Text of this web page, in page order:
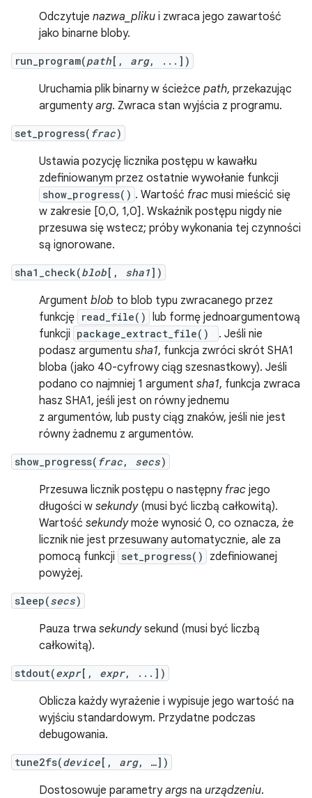
Odczytuje nazwa_pliku i zwraca jego zawartość
jako binarne bloby.
run_program(path[, arg, ...])
Uruchamia plik binarny w ścieżce path, przekazując
argumentyarg. Zwraca stan wyjścia z programu.
set_progress( frac)
Ustawia pozycję licznika postępu w kawałku
zdefiniowanym przez ostatnie wywołanie funkcji
show_progress() . Wartość frac musi mieścić się
w zakresie [0,0, 1,0]. Wskaźnik postępu nigdy nie
przesuwa się wstecz; próby wykonania tej czynności
są ignorowane.
sha1_check(blob[, sha1])
Argument blob to blob typu zwracanego przez
funkcję read_file() lub formę jednoargumentową
funkcji package_extract_file()
. Jeśli nie
podasz argumentu sha1, funkcja zwróci skrót SHA1
bloba (jako 40-cyfrowy ciąg szesnastkowy). Jeśli
podano co najmniej 1 argument sha1, funkcja zwraca
hasz SHA1, jeśli jest on równy jednemu
z argumentów, lub pusty ciąg znaków, jeśli nie jest
równy żadnemu z argumentów.
show_progress( frac, secs)
Przesuwa licznik postępu o następny frac jego
długości w sekundy(musi być liczbą całkowitą).
Wartość sekundymoże wynosić 0, co oznacza, że
licznik nie jest przesuwany automatycznie, ale za
pomocą funkcji set_progress()
zdefiniowanej
powyżej.
sleep(secs)
Pauza trwa sekundysekund (musi być liczbą
całkowitą).
stdout(expr[, expr, ...])
Oblicza każdy wyrażenie i wypisuje jego wartość na
wyjściu standardowym. Przydatne podczas
debugowania.
tune2fs(device[, arg, …])
Dostosowuje parametryargs na urządzeniu.